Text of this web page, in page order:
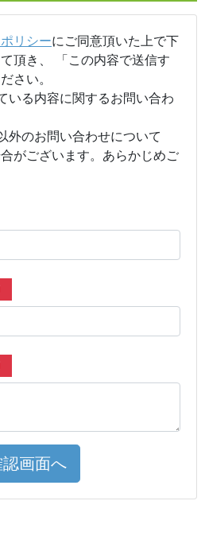
リシーにご同意頂いた上で下
頂き、 「この内容で送信す
さい。
いる内容に関するお問い合わ
外のお問い合わせについて
がございます。あらかじめご
画面へ